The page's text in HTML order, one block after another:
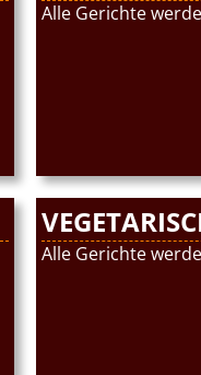
Alle Gerichte
Alle Gerichte